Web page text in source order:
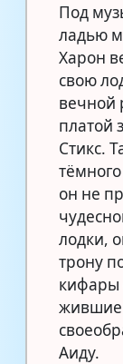
Под
ладью
Харон
свою
вечной
платой
Стикс.
он не
лодки,
трону
кифары
жившие
Аиду.